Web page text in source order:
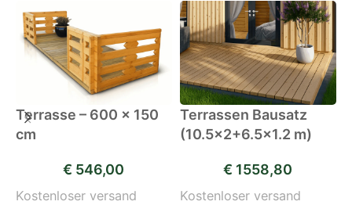
Terrasse – 600 x 150
cm
€ 546,00
Kostenloser versand
Terrassen Bausatz
(10.5×2+6.5×1.2 m)
€ 1558,80
Kostenloser versand